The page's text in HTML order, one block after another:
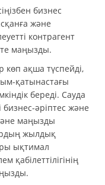
бизнес
және
контрагент
маңызды.
көп ақша түспейді,
қатынастағы
береді. Сауда
бизнес-әріптес және
маңызды
жылдық
ықтимал
қабiлеттiлiгiнiң